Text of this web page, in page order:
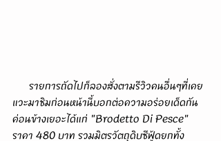
แวะมาชิมก่อนหน้านี้บอกต่อความอร่อยเด็ดกัน
ค่อนข้างเยอะได้แก่ "Brodetto Di Pesce"
ราคา 480 บาท รวมมิตรวัตถุดิบซีฟู้ดยกทั้ง